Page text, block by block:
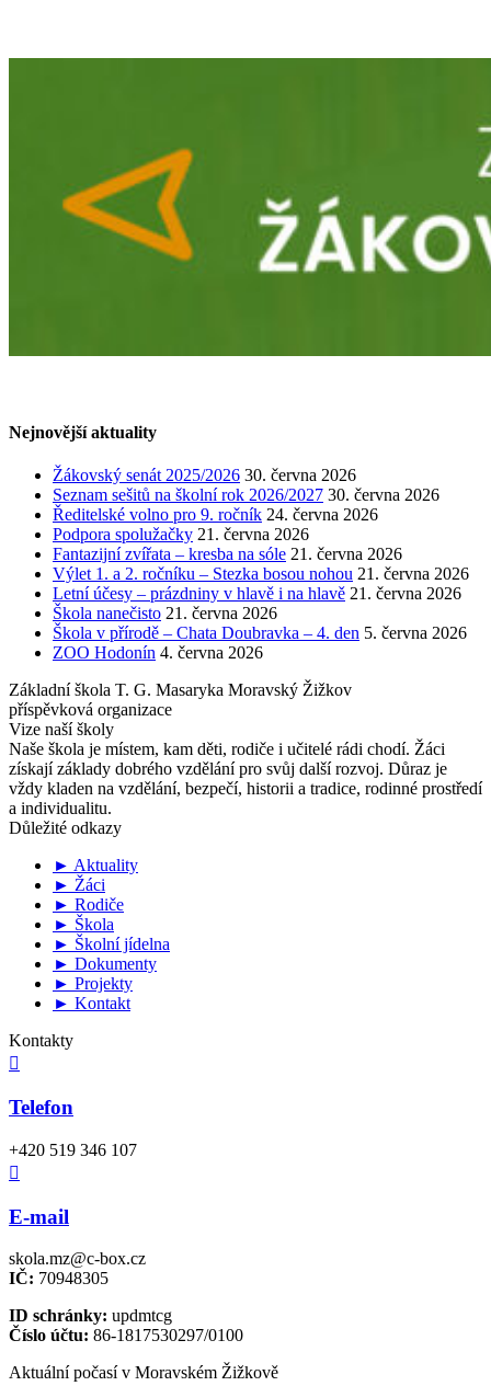
Nejnovější aktuality
Žákovský senát 2025/2026 30. června 2026
Seznam sešitů na školní rok 2026/2027 30. června 2026
Ředitelské volno pro 9. ročník 24. června 2026
Podpora spolužačky 21. června 2026
Fantazijní zvířata – kresba na sóle 21. června 2026
Výlet 1. a 2. ročníku – Stezka bosou nohou 21. června 2026
Letní účesy – prázdniny v hlavě i na hlavě 21. června 2026
Škola nanečisto 21. června 2026
Škola v přírodě – Chata Doubravka – 4. den 5. června 2026
ZOO Hodonín 4. června 2026
Základní škola T. G. Masaryka Moravský Žižkov
příspěvková organizace
Vize naší školy
Naše škola je místem, kam děti, rodiče i učitelé rádi chodí. Žáci
získají základy dobrého vzdělání pro svůj další rozvoj. Důraz je
vždy kladen na vzdělání, bezpečí, historii a tradice, rodinné prostředí
a individualitu.
Důležité odkazy
► Aktuality
► Žáci
► Rodiče
► Škola
► Školní jídelna
► Dokumenty
► Projekty
► Kontakt
Kontakty

Telefon
+420 519 346 107

E-mail
skola.mz@c-box.cz
IČ: 70948305
ID schránky: updmtcg
Číslo účtu: 86-1817530297/0100
Aktuální počasí v Moravském Žižkově